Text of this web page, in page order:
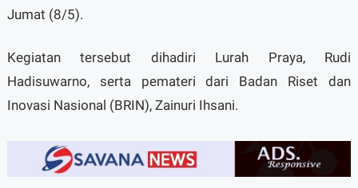
Jumat (8/5).
Kegiatan tersebut dihadiri Lurah Praya, Rudi
Hadisuwarno, serta pemateri dari Badan Riset dan
Inovasi Nasional (BRIN), Zainuri Ihsani.